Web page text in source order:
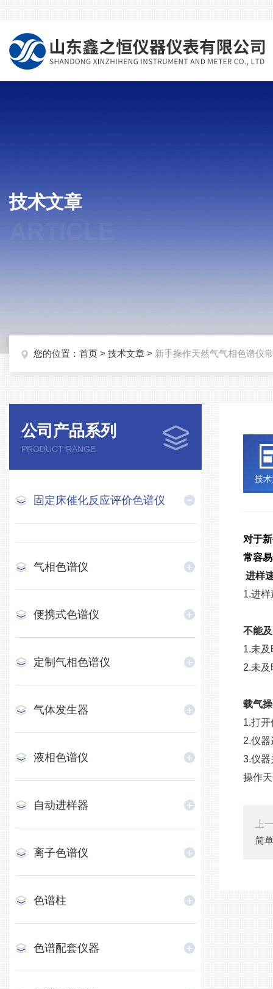
技术文章
您的位置： 首页 > 技术文章 > 新手操作天然气气相色谱仪
公司产品系列
PRODUCT RANGE
固定床催化反应评价色谱仪
气相色谱仪
便携式色谱仪
定制气相色谱仪
气体发生器
液相色谱仪
自动进样器
离子色谱仪
色谱柱
色谱配套仪器
技
对于
常容
进样
1.进
不能
1.未
2.未
载气
1.打
2.仪
3.仪
操作
上
简